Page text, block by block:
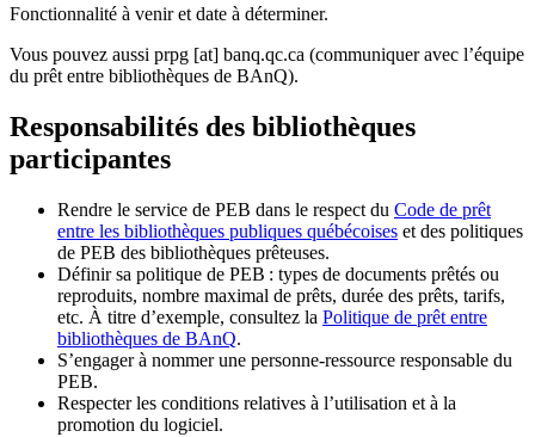
Fonctionnalité à venir et date à déterminer.
Vous pouvez aussi prpg [at] banq.qc.ca (communiquer avec l’équipe
du prêt entre bibliothèques de BAnQ).
Responsabilités des bibliothèques
participantes
Rendre le service de PEB dans le respect du Code de prêt
entre les bibliothèques publiques québécoises et des politiques
de PEB des bibliothèques prêteuses.
Définir sa politique de PEB : types de documents prêtés ou
reproduits, nombre maximal de prêts, durée des prêts, tarifs,
etc. À titre d’exemple, consultez la Politique de prêt entre
bibliothèques de BAnQ.
S’engager à nommer une personne-ressource responsable du
PEB.
Respecter les conditions relatives à l’utilisation et à la
promotion du logiciel.